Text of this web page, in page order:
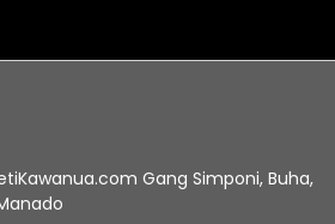
Gang Simponi, Buha,